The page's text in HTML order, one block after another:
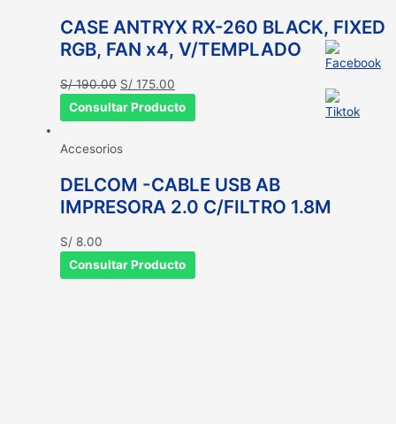
CASE ANTRYX RX-260 BLACK, FIXED
RGB, FAN x4, V/TEMPLADO
S/190.00 El
precio
original
S/ 190.00.
S/ 175.00
precio
actual
Consultar Producto
Accesorios
DELCOM -CABLE USB AB
IMPRESORA 2.0 C/FILTRO 1.8M
S/ 8.00
Consultar Producto